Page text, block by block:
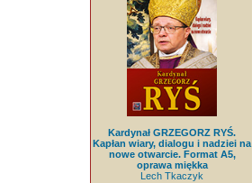
Kardynał GRZEGORZ RYŚ.
Kapłan wiary, dialogu i nadziei na
nowe otwarcie. Format A5,
oprawa miękka
Lech Tkaczyk